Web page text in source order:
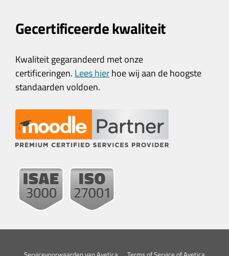
Gecertificeerde kwaliteit
Kwaliteit gegarandeerd met onze
certificeringen. Lees hierhoe wij aan de hoogste
standaarden voldoen.